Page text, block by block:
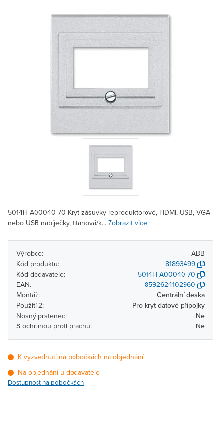
5014H-A00040 70 Kryt zásuvky reproduktorové, HDMI, USB, VGA
nebo USB nabíječky, titanová/k... Zobrazit více
Výrobce:
ABB
Kód produktu:
81893499
Kód dodavatele:
5014H-A00040 70
EAN:
8592624102960
Montáž:
Centrální deska
Použití 2:
Pro kryt datové přípojky
Nosný prstenec:
Ne
S ochranou proti prachu:
Ne
K vyzvednutí na pobočkách na objednání
Na objednání u dodavatele
Dostupnost na pobočkách